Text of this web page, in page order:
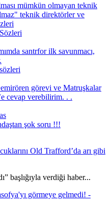
cevap verebilirim. . .
şok soru !!!
Old Trafford’da arı gibi
başlığıyla verdiği haber...
görmeye gelmedi! -